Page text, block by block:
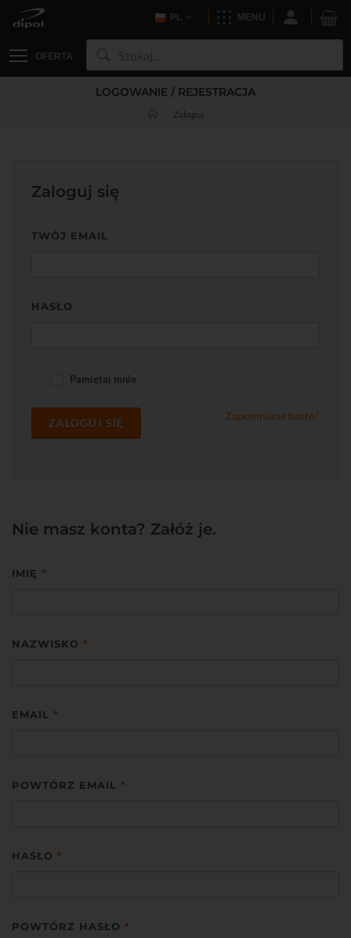
PL MENU
OFERTA
LOGOWANIE / REJESTRACJA
Zaloguj
Zaloguj się
TWÓJ EMAIL
HASŁO
Pamiętaj mnie
ZALOGUJ SIĘ
Zapomniane hasło?
Nie masz konta? Załóż je.
IMIĘ *
NAZWISKO *
EMAIL *
POWTÓRZ EMAIL *
HASŁO *
POWTÓRZ HASŁO *